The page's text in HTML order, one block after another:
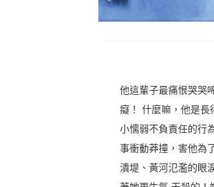
他這輩子最痛恨哭哭
癡！ 什麼嘛，他是長
小懦弱不負責任的行
事衝動莽撞，害他為
潰堤、黃河氾濫的眼